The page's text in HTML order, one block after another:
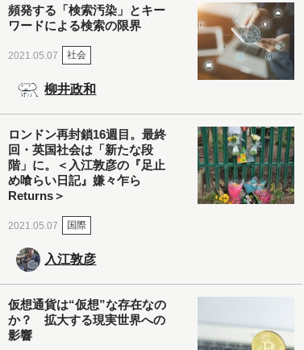
頻発する「検索汚染」とキー
ワードによる検索の限界
2021.05.07 社会
柳井政和
ロンドン再封鎖16週目。最終
回・英国社会は「新たな段
階」に。＜入江敦彦の『足止
め喰らい日記』嫌々乍ら
Returns＞
2021.05.07 国際
入江敦彦
仮想通貨は“仮想”な存在なの
か？ 拡大する現実世界への
影響